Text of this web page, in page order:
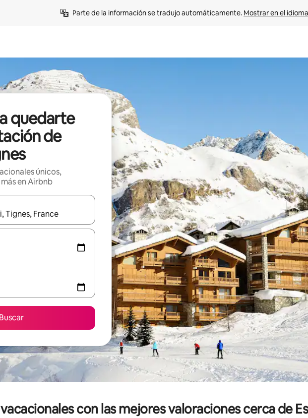
Parte de la información se tradujo automáticamente. Mostrar en el
quedarte
de
únicos,
en Airbnb
disponibles, navega con las teclas de flecha hacia arriba y hacia abajo o explora con el
Buscar
con las mejores valoraciones cerca de